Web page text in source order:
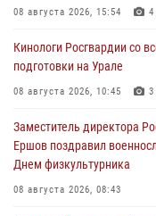
08 августа 2026, 15:54 4
Кинологи Росгвардии со
подготовки на Урале
08 августа 2026, 10:45 3
Заместитель директора
Ершов поздравил
Днем физкультурника
08 августа 2026, 08:43